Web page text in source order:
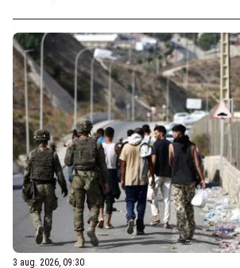
3 aug. 2026, 09:30